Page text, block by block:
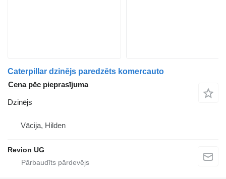
Caterpillar dzinējs paredzēts komercauto
Cena pēc pieprasījuma
Dzinējs
Vācija, Hilden
Revion UG